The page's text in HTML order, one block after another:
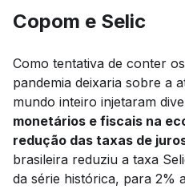
Copom e Selic
Como tentativa de conter
pandemia deixaria sobre a
mundo inteiro injetaram
monetários e fiscais na
redução das taxas de
brasileira reduziu a taxa
da série histórica, para 2%